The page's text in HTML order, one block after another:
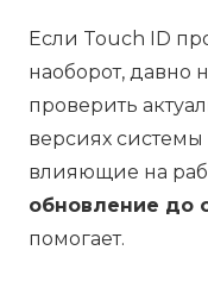
Если Touch ID
наоборот, давно
проверить
версиях
влияющие на
обновление до
помогает.